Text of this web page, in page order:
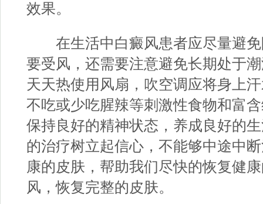
效果。
在生活中白癜风患者应尽量避免
要受风，还需要注意避免长期处于
天天热使用风扇，吹空调应将身上
不吃或少吃腥辣等刺激性食物和富
保持良好的精神状态，养成良好的
的治疗树立起信心，不能够中途中
康的皮肤，帮助我们尽快的恢复健
风，恢复完整的皮肤。